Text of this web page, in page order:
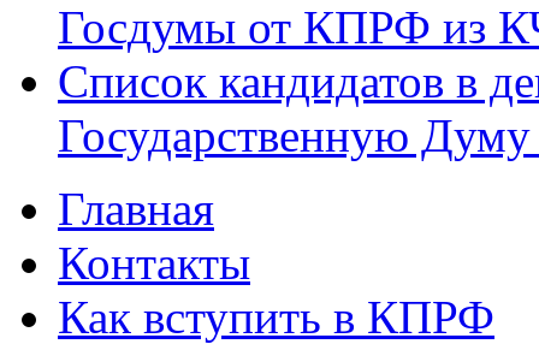
Госдумы от КПРФ из
Список кандидатов в
Государственную
Главное меню
Главная
Контакты
Как вступить в КПРФ